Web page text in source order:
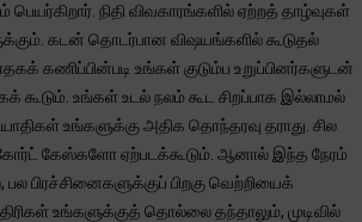
பெயர்கிறார். நிதி விவகாரங்களில் ஏற்றத் தாழ்வுகள்
கடன் தொடர்பான விஷயங்களில் கூடுதல்
கணிப்பின்படி உங்கள் குடும்ப உறுப்பினர்களுடன்
கூடும். உங்கள் உடல் நலம் கூட சிறப்பாக இல்லாமல்
உங்களுக்கு அதிக தொந்தரவு தராது. சில
கேஸ்களோ ஏற்படக்கூடும். ஆனால் இந்த நேரம்
பிரச்சினைகளுக்குப் பிறகு வெற்றியைக்
உங்களுக்குத் தொல்லை தந்தாலும், முடிவில்